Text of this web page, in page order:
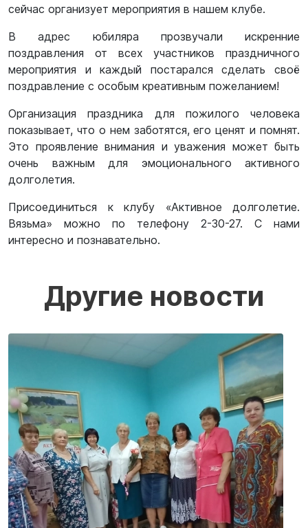
сейчас организует мероприятия в нашем клубе.
В адрес юбиляра прозвучали искренние
поздравления от всех участников праздничного
мероприятия и каждый постарался сделать своё
поздравление с особым креативным пожеланием!
Организация праздника для пожилого человека
показывает, что о нем заботятся, его ценят и помнят.
Это проявление внимания и уважения может быть
очень важным для эмоционального активного
долголетия.
Присоединиться к клубу «Активное долголетие.
Вязьма» можно по телефону 2-30-27. С нами
интересно и познавательно.
Другие новости